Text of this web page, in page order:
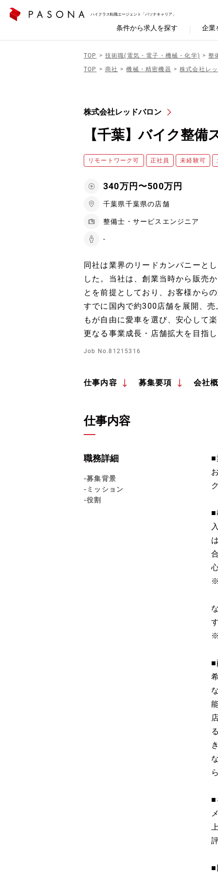
ハイクラス転職エージェント「パソナキャリア」
条件から求人を探す 企業
TOP 技術職(電気・電子・機械・化学)
整
TOP
商社 機械・精密機器 株式会社レ
株式会社レッドバロン
【千葉】バイク整
リモートワーク可 正社員 未経験可
340万円〜500万円
千葉県千葉県の店舗
整備士・サービスエンジニア
-
同社は業界のリードカンパニーと
した。当社は、創業当時から販売
とを前提としており、お客様から
すでに国内で約300店舗を展開、
もが自由に愛車を選び、安心して
更なる事業成長・店舗拡大を目指
Job No.81215316
仕事内容 募集要項 会社
仕事内容
職務詳細
-募集背景
-ミッション
-役割
■
■
■
■
■